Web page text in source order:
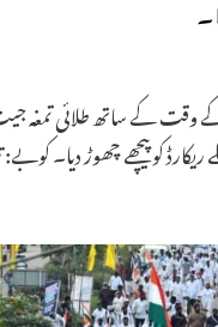
سیکنڈ کے وقت کے ساتھ طلائی تمغہ
کو پیچھے چھوڑ دیا۔